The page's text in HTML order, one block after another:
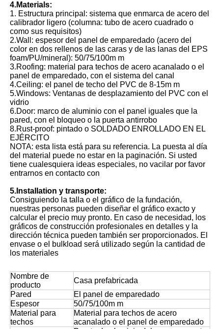
4.Materials:
1. Estructura principal: sistema que enmarca de acero del
calibrador ligero (columna: tubo de acero cuadrado o
como sus requisitos)
2.Wall: espesor del panel de emparedado (acero del
color en dos rellenos de las caras y de las lanas del EPS
foam/PU/mineral): 50/75/100m m
3.Roofing: material para techos de acero acanalado o el
panel de emparedado, con el sistema del canal
4.Ceiling: el panel de techo del PVC de 8-15m m
5.Windows: Ventanas de desplazamiento del PVC con el
vidrio
6.Door: marco de aluminio con el panel iguales que la
pared, con el bloqueo o la puerta antirrobo
8.Rust-proof: pintado o SOLDADO ENROLLADO EN EL
EJÉRCITO
NOTA: esta lista está para su referencia. La puesta al día
del material puede no estar en la paginación. Si usted
tiene cualesquiera ideas especiales, no vacilar por favor
entrarnos en contacto con
5.Installation y transporte:
Consiguiendo la talla o el gráfico de la fundación,
nuestras personas pueden diseñar el gráfico exacto y
calcular el precio muy pronto. En caso de necesidad, los
gráficos de construcción profesionales en detalles y la
dirección técnica pueden también ser proporcionados. El
envase o el bulkload será utilizado según la cantidad de
los materiales
Nombre de
producto
Casa prefabricada
Pared
El panel de emparedado
Espesor
50/75/100m m
Material para
techos
Material para techos de acero
acanalado o el panel de emparedado